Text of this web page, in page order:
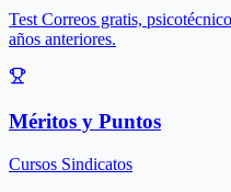
Test Correos gratis,
años anteriores.
Méritos y Puntos
Cursos Sindicatos